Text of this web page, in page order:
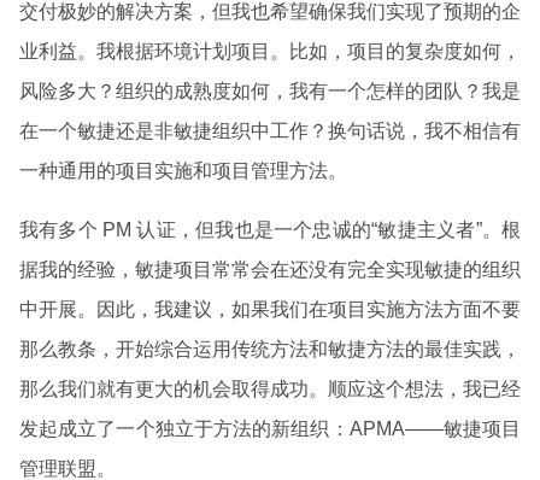
交付极妙的解决方案，但我也希望确保我们实现了预期的企
业利益。我根据环境计划项目。比如，项目的复杂度如何，
风险多大？组织的成熟度如何，我有一个怎样的团队？我是
在一个敏捷还是非敏捷组织中工作？换句话说，我不相信有
一种通用的项目实施和项目管理方法。
我有多个 PM 认证，但我也是一个忠诚的“敏捷主义者”。根
据我的经验，敏捷项目常常会在还没有完全实现敏捷的组织
中开展。因此，我建议，如果我们在项目实施方法方面不要
那么教条，开始综合运用传统方法和敏捷方法的最佳实践，
那么我们就有更大的机会取得成功。顺应这个想法，我已经
发起成立了一个独立于方法的新组织：APMA——敏捷项目
管理联盟。